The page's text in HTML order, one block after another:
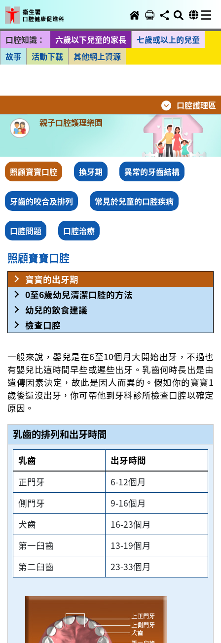
口腔知識： 六歲以下兒童的家長
七歲或以上的兒童
故事
活動下載 其他網上資源
口腔護理區
親子口腔護理樂園
照顧寶寶口腔 換牙期 異常的牙齒結構
牙齒的咬合及排列 常見於兒童的口腔疾病
口腔問題 口腔治療
照顧寶寶口腔
寶寶的出牙期
0至6歲幼兒清潔口腔的方法
幼兒的飲食建議
檢查口腔
一般來說，嬰兒是在6至10個月大開始出牙，不過也
有嬰兒比這時間早些或遲些出牙。乳齒何時長出是由
遺傳因素決定，故此是因人而異的。假如你的寶寶1
歲後還沒出牙，你可帶他到牙科診所檢查口腔以確定
原因。
乳齒的排列和出牙時間
乳齒
出牙時間
正門牙
6-12個月
側門牙
9-16個月
犬齒
16-23個月
第一臼齒
13-19個月
第二臼齒
23-33個月